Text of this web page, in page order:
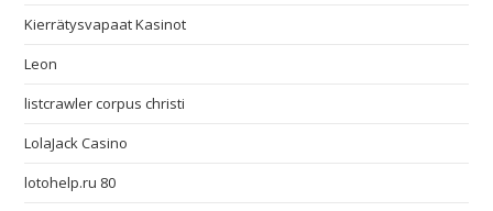
Kierrätysvapaat Kasinot
Leon
listcrawler corpus christi
LolaJack Casino
lotohelp.ru 80